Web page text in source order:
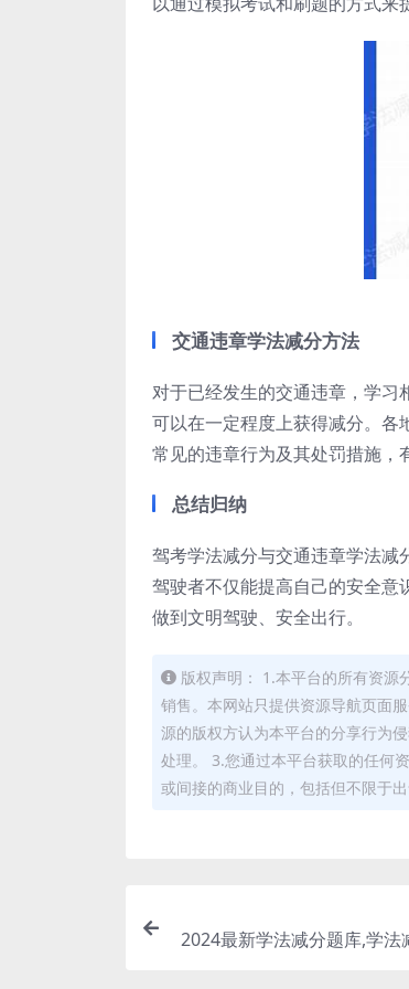
交通违章学法减分方法
对于已经发生的交通违章，学习
可以在一定程度上获得减分。各
常见的违章行为及其处罚措施，
总结归纳
驾考学法减分与交通违章学法减
驾驶者不仅能提高自己的安全意
做到文明驾驶、安全出行。
版权声明： 1.本平台的所有资源
销售。本网站只提供资源导航页面
源的版权方认为本平台的分享行为
处理。 3.您通过本平台获取的任何
或间接的商业目的，包括但不限于
2024最新学法减分题库,学法